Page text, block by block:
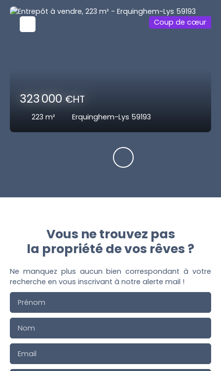
323 000 €HT
223 m² Erquinghem-Lys 59193
Coup de cœur
Vous ne trouvez pas
la propriété de vos rêves ?
Ne manquez plus aucun bien correspondant à votre
recherche en vous inscrivant à notre alerte mail !
Prénom
Nom
Email